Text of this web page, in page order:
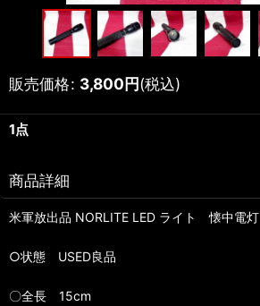
販売価格: 3,800円(税込)
1点
商品詳細
米軍放出品 NORLITE LED ライト 懐中電灯
○状態 USED良品
〇全長 15cm